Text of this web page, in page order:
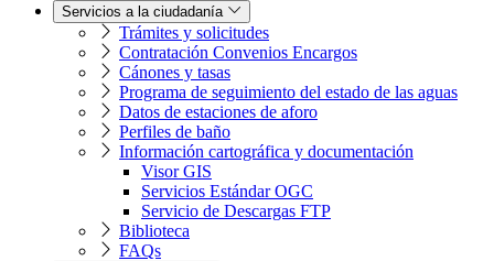
Servicios a la ciudadanía
Trámites y solicitudes
Contratación Convenios Encargos
Cánones y tasas
Programa de seguimiento del estado de las aguas
Datos de estaciones de aforo
Perfiles de baño
Información cartográfica y documentación
Visor GIS
Servicios Estándar OGC
Servicio de Descargas FTP
Biblioteca
FAQs